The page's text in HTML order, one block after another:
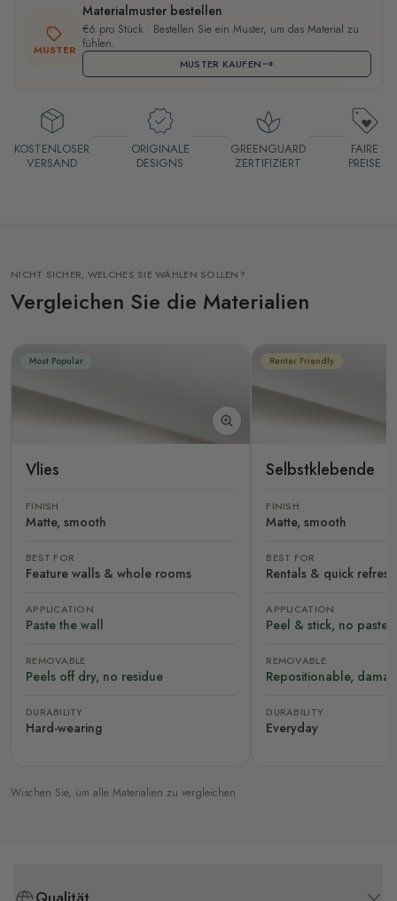
MUSTER
Materialmuster bestellen
€6 pro Stück · Bestellen Sie ein Muster, um das Material zu
fühlen.
MUSTER KAUFEN
KOSTENLOSER
VERSAND
ORIGINALE
DESIGNS
GREENGUARD
ZERTIFIZIERT
FAIRE
PREISE
NICHT SICHER, WELCHES SIE WÄHLEN SOLLEN?
Vergleichen Sie die Materialien
Most Popular
Vlies
FINISH
Matte, smooth
BEST FOR
Feature walls & whole rooms
APPLICATION
Paste the wall
REMOVABLE
Peels off dry, no residue
DURABILITY
Hard-wearing
Renter Friendly
Selbstklebende
FINISH
Matte, smooth
BEST FOR
Rentals & quick
APPLICATION
Peel & stick, no paste
REMOVABLE
Repositionable,
DURABILITY
Everyday
Wischen Sie, um alle Materialien zu vergleichen